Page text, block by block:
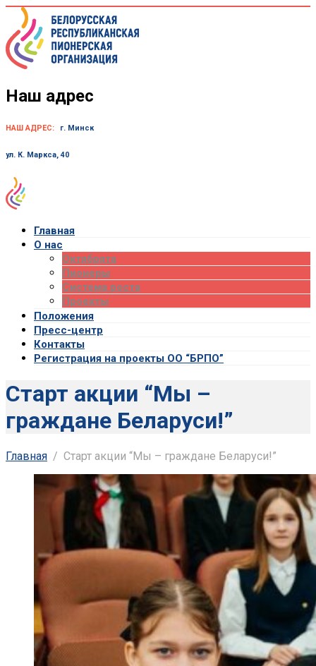
Skip
content
Наш адрес
НАШ АДРЕС: г. Минск
ул. К. Маркса, 40
Главная
О нас
Октябрята
Пионеры
Система роста
Проекты
Положения
Пресс-центр
Контакты
Регистрация на проекты ОО “БРПО”
Старт акции “Мы –
граждане Беларуси!”
Главная Старт акции “Мы – граждане Беларуси!”